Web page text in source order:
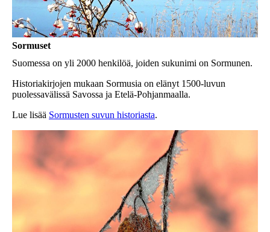
Sormuset
Suomessa on yli 2000 henkilöä, joiden sukunimi on Sormunen.
Historiakirjojen mukaan Sormusia on elänyt 1500-luvun
puolessavälissä Savossa ja Etelä-Pohjanmaalla.
Lue lisää Sormusten suvun historiasta.